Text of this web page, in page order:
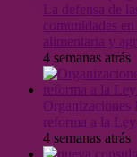
La defensa de
comunidades
alimentaria y
4 semanas atrás
Organizaciones
reforma a la
4 semanas atrás